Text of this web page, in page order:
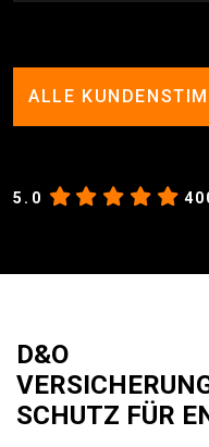
ALLE
5.0
D&O
SCHUTZ FÜR